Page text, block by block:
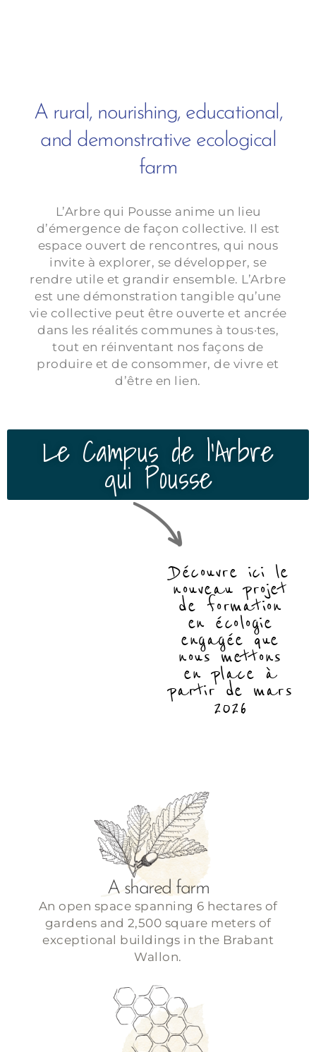
A rural, nourishing, educational,
and demonstrative ecological
farm
L’Arbre qui Pousse anime un lieu
d’émergence de façon collective. Il est
espace ouvert de rencontres, qui nous
invite à explorer, se développer, se
rendre utile et grandir ensemble. L’Arbre
est une démonstration tangible qu’une
vie collective peut être ouverte et ancrée
dans les réalités communes à tous·tes,
tout en réinventant nos façons de
produire et de consommer, de vivre et
d’être en lien.
Le Campus de l'Arbre
qui Pousse
Découvre ici le
nouveau projet
de formation
en écologie
engagée que
nous mettons
en place à
partir de mars
2026
A shared farm
An open space spanning 6 hectares of
gardens and 2,500 square meters of
exceptional buildings in the Brabant
Wallon.